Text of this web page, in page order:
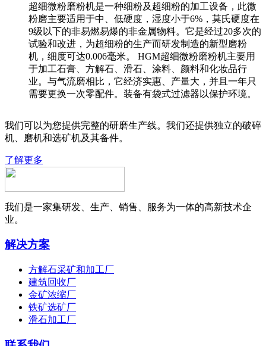
超细微粉磨粉机是一种细粉及超细粉的加工设备，此微
粉磨主要适用于中、低硬度，湿度小于6%，莫氏硬度在
9级以下的非易燃易爆的非金属物料。它是经过20多次的
试验和改进，为超细粉的生产而研发制造的新型磨粉
机，细度可达0.006毫米。 HGM超细微粉磨粉机主要用
于加工石膏、方解石、滑石、涂料、颜料和化妆品行
业。与气流磨相比，它经济实惠、产量大，并且一年只
需要更换一次零配件。装备有袋式过滤器以保护环境。
我们可以为您提供完整的研磨生产线。我们还提供独立的破碎
机、磨机和选矿机及其备件。
了解更多
我们是一家集研发、生产、销售、服务为一体的高新技术企
业。
解决方案
方解石采矿和加工厂
建筑回收厂
金矿浓缩厂
铁矿选矿厂
滑石加工厂